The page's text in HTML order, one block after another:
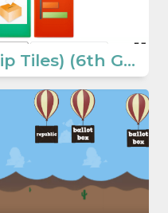
6.10 Democracy (Flip Tiles) (6th Grade)